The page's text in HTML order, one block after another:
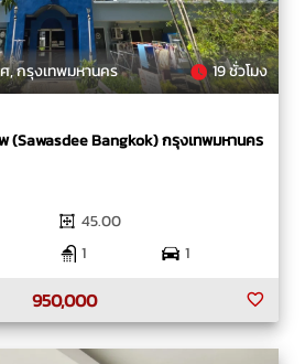
, กรุงเทพมหานคร 19 ชั่วโมง
(Sawasdee Bangkok) กรุงเทพมหานคร
45.00
1
1
950,000